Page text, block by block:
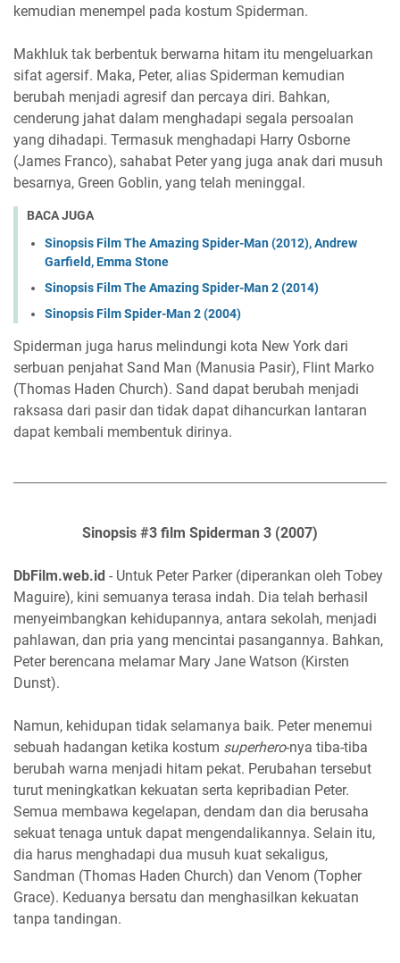
kemudian menempel pada kostum Spiderman.
Makhluk tak berbentuk berwarna hitam itu mengeluarkan
sifat agersif. Maka, Peter, alias Spiderman kemudian
berubah menjadi agresif dan percaya diri. Bahkan,
cenderung jahat dalam menghadapi segala persoalan
yang dihadapi. Termasuk menghadapi Harry Osborne
(James Franco), sahabat Peter yang juga anak dari musuh
besarnya, Green Goblin, yang telah meninggal.
BACA JUGA
Sinopsis Film The Amazing Spider-Man (2012), Andrew
Garfield, Emma Stone
Sinopsis Film The Amazing Spider-Man 2 (2014)
Sinopsis Film Spider-Man 2 (2004)
Spiderman juga harus melindungi kota New York dari
serbuan penjahat Sand Man (Manusia Pasir), Flint Marko
(Thomas Haden Church). Sand dapat berubah menjadi
raksasa dari pasir dan tidak dapat dihancurkan lantaran
dapat kembali membentuk dirinya.
Sinopsis #3 film Spiderman 3 (2007)
DbFilm.web.id - Untuk Peter Parker (diperankan oleh Tobey
Maguire), kini semuanya terasa indah. Dia telah berhasil
menyeimbangkan kehidupannya, antara sekolah, menjadi
pahlawan, dan pria yang mencintai pasangannya. Bahkan,
Peter berencana melamar Mary Jane Watson (Kirsten
Dunst).
Namun, kehidupan tidak selamanya baik. Peter menemui
sebuah hadangan ketika kostum superhero-nya tiba-tiba
berubah warna menjadi hitam pekat. Perubahan tersebut
turut meningkatkan kekuatan serta kepribadian Peter.
Semua membawa kegelapan, dendam dan dia berusaha
sekuat tenaga untuk dapat mengendalikannya. Selain itu,
dia harus menghadapi dua musuh kuat sekaligus,
Sandman (Thomas Haden Church) dan Venom (Topher
Grace). Keduanya bersatu dan menghasilkan kekuatan
tanpa tandingan.